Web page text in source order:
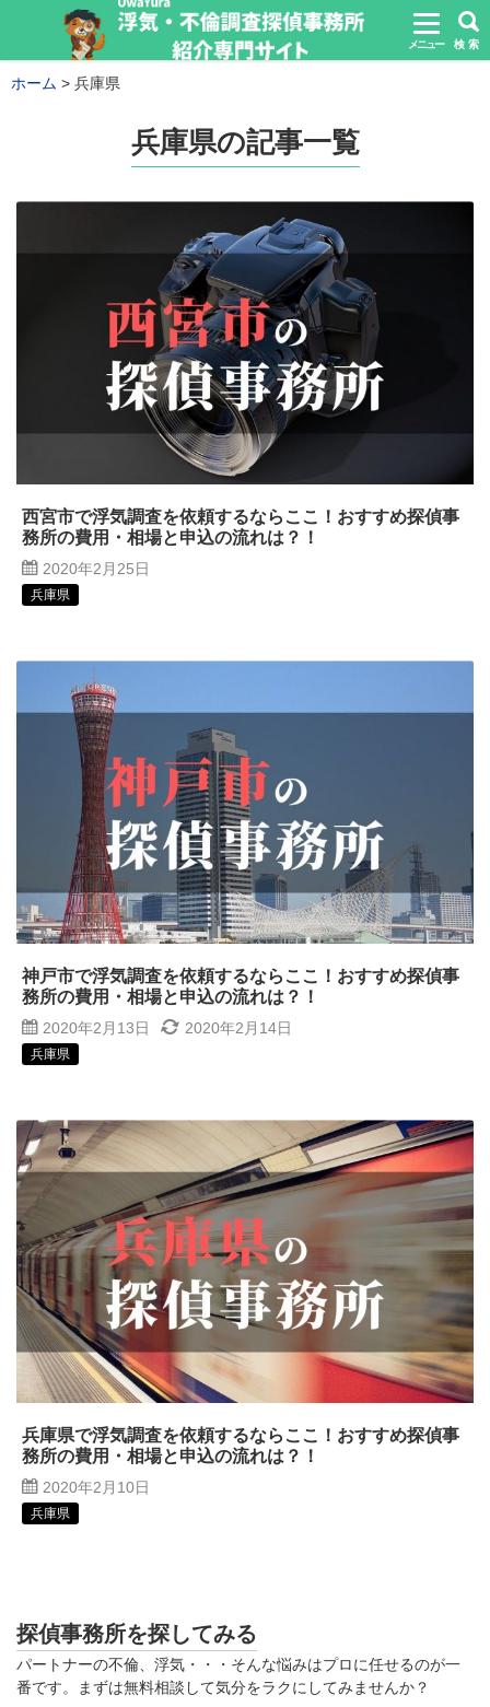
メニュー 検 索
ホーム 兵庫県
兵庫県の記事一覧
西宮市で浮気調査を依頼するならここ！おすすめ探偵事
務所の費用・相場と申込の流れは？！
2020年2月25日
兵庫県
神戸市で浮気調査を依頼するならここ！おすすめ探偵事
務所の費用・相場と申込の流れは？！
2020年2月13日 2020年2月14日
兵庫県
兵庫県で浮気調査を依頼するならここ！おすすめ探偵事
務所の費用・相場と申込の流れは？！
2020年2月10日
兵庫県
探偵事務所を探してみる
パートナーの不倫、浮気・・・そんな悩みはプロに任せるのが一
番です。まずは無料相談して気分をラクにしてみませんか？